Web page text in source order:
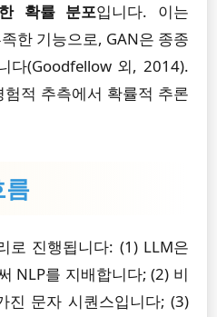
확률 분포입니다. 이는
한 기능으로, GAN은 종종
다(Goodfellow 외, 2014).
적 추측에서 확률적 추론
로 진행됩니다: (1) LLM은
NLP를 지배합니다; (2) 비
진 문자 시퀀스입니다; (3)